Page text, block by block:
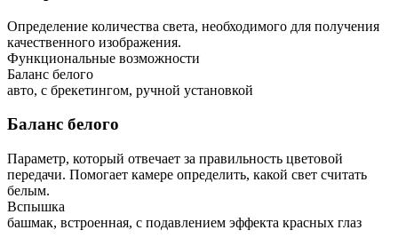
Определение количества света, необходимого для получения
качественного изображения.
Функциональные возможности
Баланс белого
авто, с брекетингом, ручной установкой
Баланс белого
Параметр, который отвечает за правильность цветовой
передачи. Помогает камере определить, какой свет считать
белым.
Вспышка
башмак, встроенная, с подавлением эффекта красных глаз